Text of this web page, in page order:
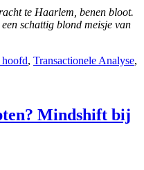
te Haarlem, benen bloot.
schattig blond meisje van
, Transactionele Analyse,
Mindshift bij